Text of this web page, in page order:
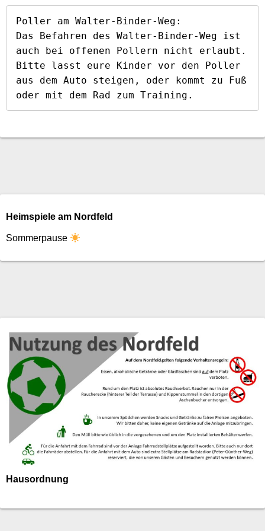
Poller am Walter-Binder-Weg:
Das Befahren des Walter-Binder-Weg ist
auch bei offenen Pollern nicht erlaubt.
Bitte lasst eure Kinder vor den Poller
aus dem Auto steigen, oder kommt zu Fuß
oder mit dem Rad zum Training.
Heimspiele am Nordfeld
Sommerpause
Hausordnung